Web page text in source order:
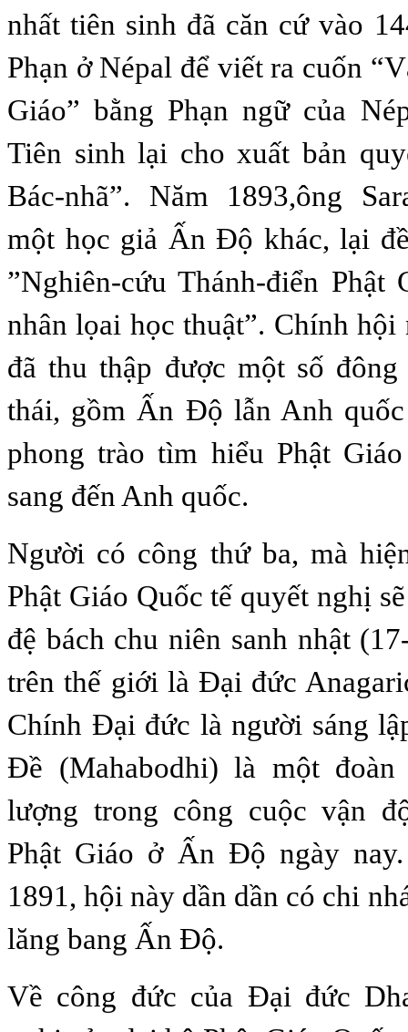
nhất tiên sinh đã căn cứ vào
Phạn ở Népal để viết ra cuốn
Giáo” bằng Phạn ngữ của
Tiên sinh lại cho xuất bản
Bác-nhã”. Năm 1893,ông
một học giả Ấn Ðộ khác, lại
”Nghiên-cứu Thánh-điển
nhân lọai học thuật”. Chính hội
đã thu thập được một số
thái, gồm Ấn Ðộ lẫn Anh
phong trào tìm hiểu Phật
sang đến Anh quốc.
Người có công thứ ba, mà
Phật Giáo Quốc tế quyết nghị
đệ bách chu niên sanh nhật
trên thế giới là Ðại đức
Chính Ðại đức là người sáng
Ðề (Mahabodhi) là một
lượng trong công cuộc vận
Phật Giáo ở Ấn Ðộ ngày
1891, hội này dần dần có chi
lăng bang Ấn Ðộ.
Về công đức của Ðại đức